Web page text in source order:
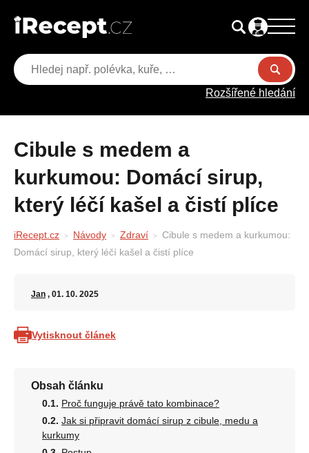
Rozšířené hledání
Cibule s medem a
kurkumou: Domácí sirup,
který léčí kašel a čistí plíce
iRecept.cz Návody Zdraví
Cibule s medem a kurkumou:
Domácí sirup, který léčí kašel a čistí plíce
Jan , 01. 10. 2025
Vytisknout článek
Obsah článku
Proč funguje právě tato kombinace?
Jak si připravit domácí sirup z cibule, medu a
kurkumy